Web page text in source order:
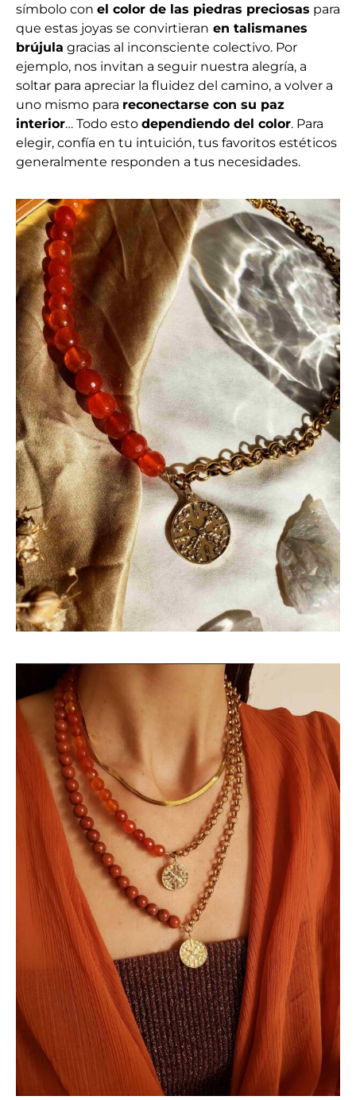
símbolo con el color de las piedras preciosas para
que estas joyas se convirtieran en talismanes
brújula gracias al inconsciente colectivo. Por
ejemplo, nos invitan a seguir nuestra alegría, a
soltar para apreciar la fluidez del camino, a volver a
uno mismo para reconectarse con su paz
interior… Todo esto dependiendo del color. Para
elegir, confía en tu intuición, tus favoritos estéticos
generalmente responden a tus necesidades.